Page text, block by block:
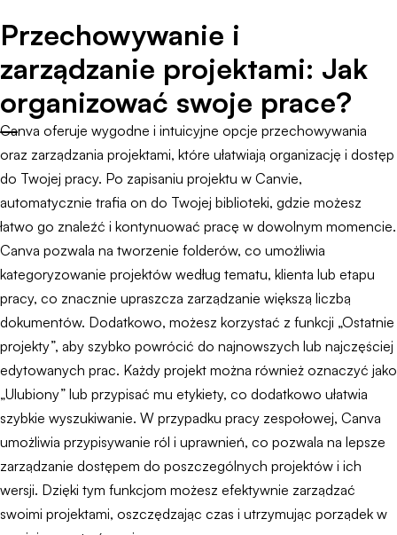
Przechowywanie i
zarządzanie projektami: Jak
organizować swoje prace?
Canva oferuje wygodne i intuicyjne opcje przechowywania
oraz zarządzania projektami, które ułatwiają organizację i dostęp
do Twojej pracy. Po zapisaniu projektu w Canvie,
automatycznie trafia on do Twojej biblioteki, gdzie możesz
łatwo go znaleźć i kontynuować pracę w dowolnym momencie.
Canva pozwala na tworzenie folderów, co umożliwia
kategoryzowanie projektów według tematu, klienta lub etapu
pracy, co znacznie upraszcza zarządzanie większą liczbą
dokumentów. Dodatkowo, możesz korzystać z funkcji „Ostatnie
projekty”, aby szybko powrócić do najnowszych lub najczęściej
edytowanych prac. Każdy projekt można również oznaczyć jako
„Ulubiony” lub przypisać mu etykiety, co dodatkowo ułatwia
szybkie wyszukiwanie. W przypadku pracy zespołowej, Canva
umożliwia przypisywanie ról i uprawnień, co pozwala na lepsze
zarządzanie dostępem do poszczególnych projektów i ich
wersji. Dzięki tym funkcjom możesz efektywnie zarządzać
swoimi projektami, oszczędzając czas i utrzymując porządek w